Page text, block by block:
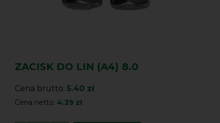
ZACISK DO LIN (A4) 8.0
Cena brutto: 5.40 zł
Cena netto: 4.39 zł